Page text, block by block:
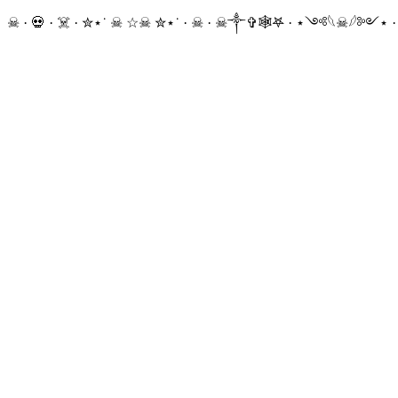
☠ · 💀 · ☠️ · ✮⋆˙ ☠︎︎ ☆☠︎ ✮⋆˙ · ☠︎ · ☠︎︎༒︎✞︎🕸𖤐 · ⋆༺𓆩☠︎︎𓆪༻⋆